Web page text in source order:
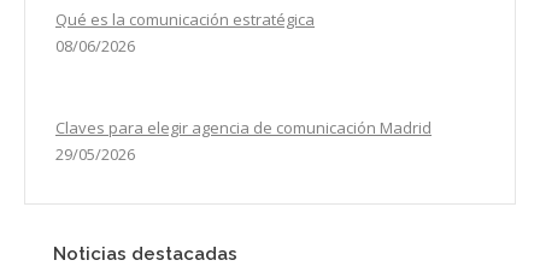
Qué es la comunicación estratégica
08/06/2026
Claves para elegir agencia de comunicación Madrid
29/05/2026
Noticias destacadas